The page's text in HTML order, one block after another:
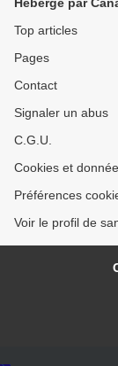
Top articles
Pages
Contact
Signaler un abus
C.G.U.
Cookies et
Préférences
Voir le profil de